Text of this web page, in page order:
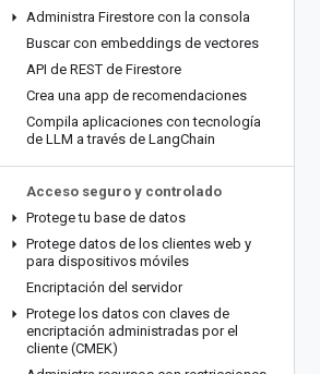
Administra Firestore con la consola
Buscar con embeddings de vectores
API de REST de Firestore
Crea una app de recomendaciones
Compila aplicaciones con tecnología
de LLM a través de LangChain
Acceso seguro y controlado
Protege tu base de datos
Protege datos de los clientes web y
para dispositivos móviles
Encriptación del servidor
Protege los datos con claves de
encriptación administradas por el
cliente (CMEK)